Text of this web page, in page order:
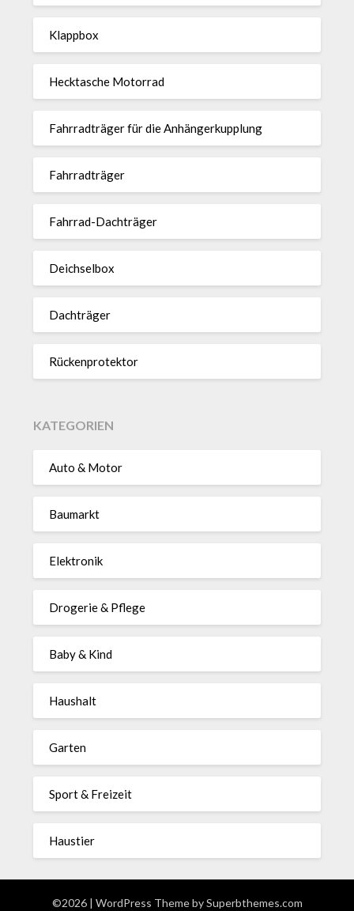
Klappbox
Heck­ta­sche Motorrad
Fahr­rad­träger für die Anhän­ger­kup­p­lung
Fahr­rad­träger
Fahrrad-Dach­träger
Deich­selbox
Dach­träger
Rücken­pro­tektor
KATEGORIEN
Auto & Motor
Baumarkt
Elektronik
Drogerie & Pflege
Baby & Kind
Haushalt
Garten
Sport & Freizeit
Haustier
©2026 | WordPress Theme bySuperbthemes.com